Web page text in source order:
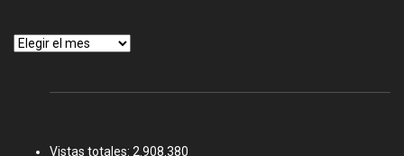
Archivos
Vistas totales: 2.908.380